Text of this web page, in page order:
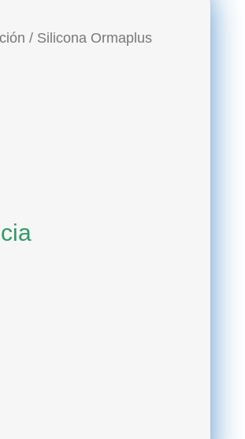
/ Silicona Ormaplus